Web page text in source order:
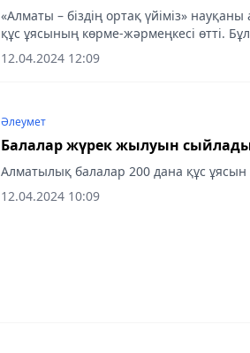
«Алматы – біздің ортақ үйіміз»
құс ұясының көрме-жәрмеңкесі өтті.
белсенділікті насихаттау және өскелең
қорғауды...
12.04.2024 12:09
Әлеумет
Балалар жүрек жылуын
Алматылық балалар 200 дана құс
12.04.2024 10:09